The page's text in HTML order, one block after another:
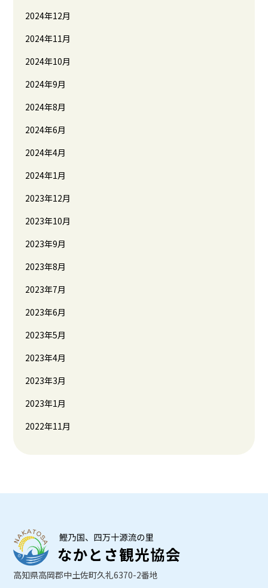
2024年12月
2024年11月
2024年10月
2024年9月
2024年8月
2024年6月
2024年4月
2024年1月
2023年12月
2023年10月
2023年9月
2023年8月
2023年7月
2023年6月
2023年5月
2023年4月
2023年3月
2023年1月
2022年11月
高知県高岡郡中土佐町久礼6370-2番地